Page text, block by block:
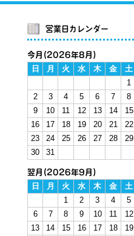
営業日カレンダー
今月(2026年8月)
日 月 火 水 木 金
土
1
2
3 4 5 6 7
8
9
10 11 12 13 14
15
16
17 18 19 20 21
22
23
24 25 26 27 28
29
30
31
翌月(2026年9月)
日 月 火 水 木 金
土
1
2 3 4
5
6
7 8 9 10 11
12
13
14 15 16 17 18
19